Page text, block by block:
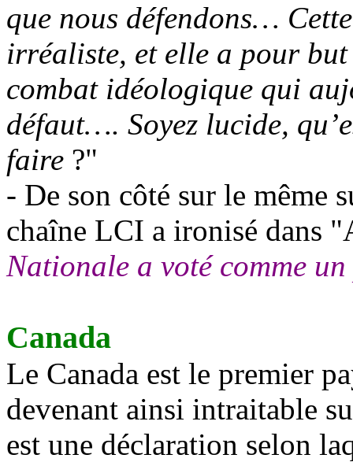
que nous défendons…
irréaliste, et elle a pour
combat idéologique qui
défaut…. Soyez lucide,
faire ?"
- De son côté sur le même
chaîne LCI a ironisé dans
Nationale a voté comme
Canada
Le Canada est le premier
devenant ainsi intraitable
est une déclaration selon